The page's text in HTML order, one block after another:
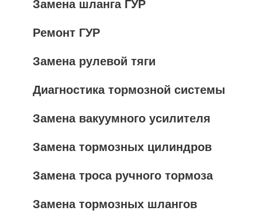
Замена шланга ГУР
Ремонт ГУР
Замена рулевой тяги
Диагностика тормозной системы
Замена вакуумного усилителя
Замена тормозных цилиндров
Замена троса ручного тормоза
Замена тормозных шлангов